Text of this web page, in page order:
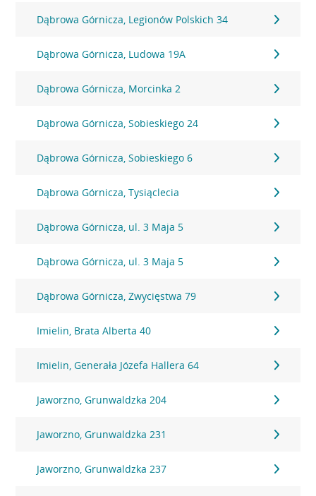
Dąbrowa Górnicza, Legionów Polskich 34
Dąbrowa Górnicza, Ludowa 19A
Dąbrowa Górnicza, Morcinka 2
Dąbrowa Górnicza, Sobieskiego 24
Dąbrowa Górnicza, Sobieskiego 6
Dąbrowa Górnicza, Tysiąclecia
Dąbrowa Górnicza, ul. 3 Maja 5
Dąbrowa Górnicza, ul. 3 Maja 5
Dąbrowa Górnicza, Zwycięstwa 79
Imielin, Brata Alberta 40
Imielin, Generała Józefa Hallera 64
Jaworzno, Grunwaldzka 204
Jaworzno, Grunwaldzka 231
Jaworzno, Grunwaldzka 237